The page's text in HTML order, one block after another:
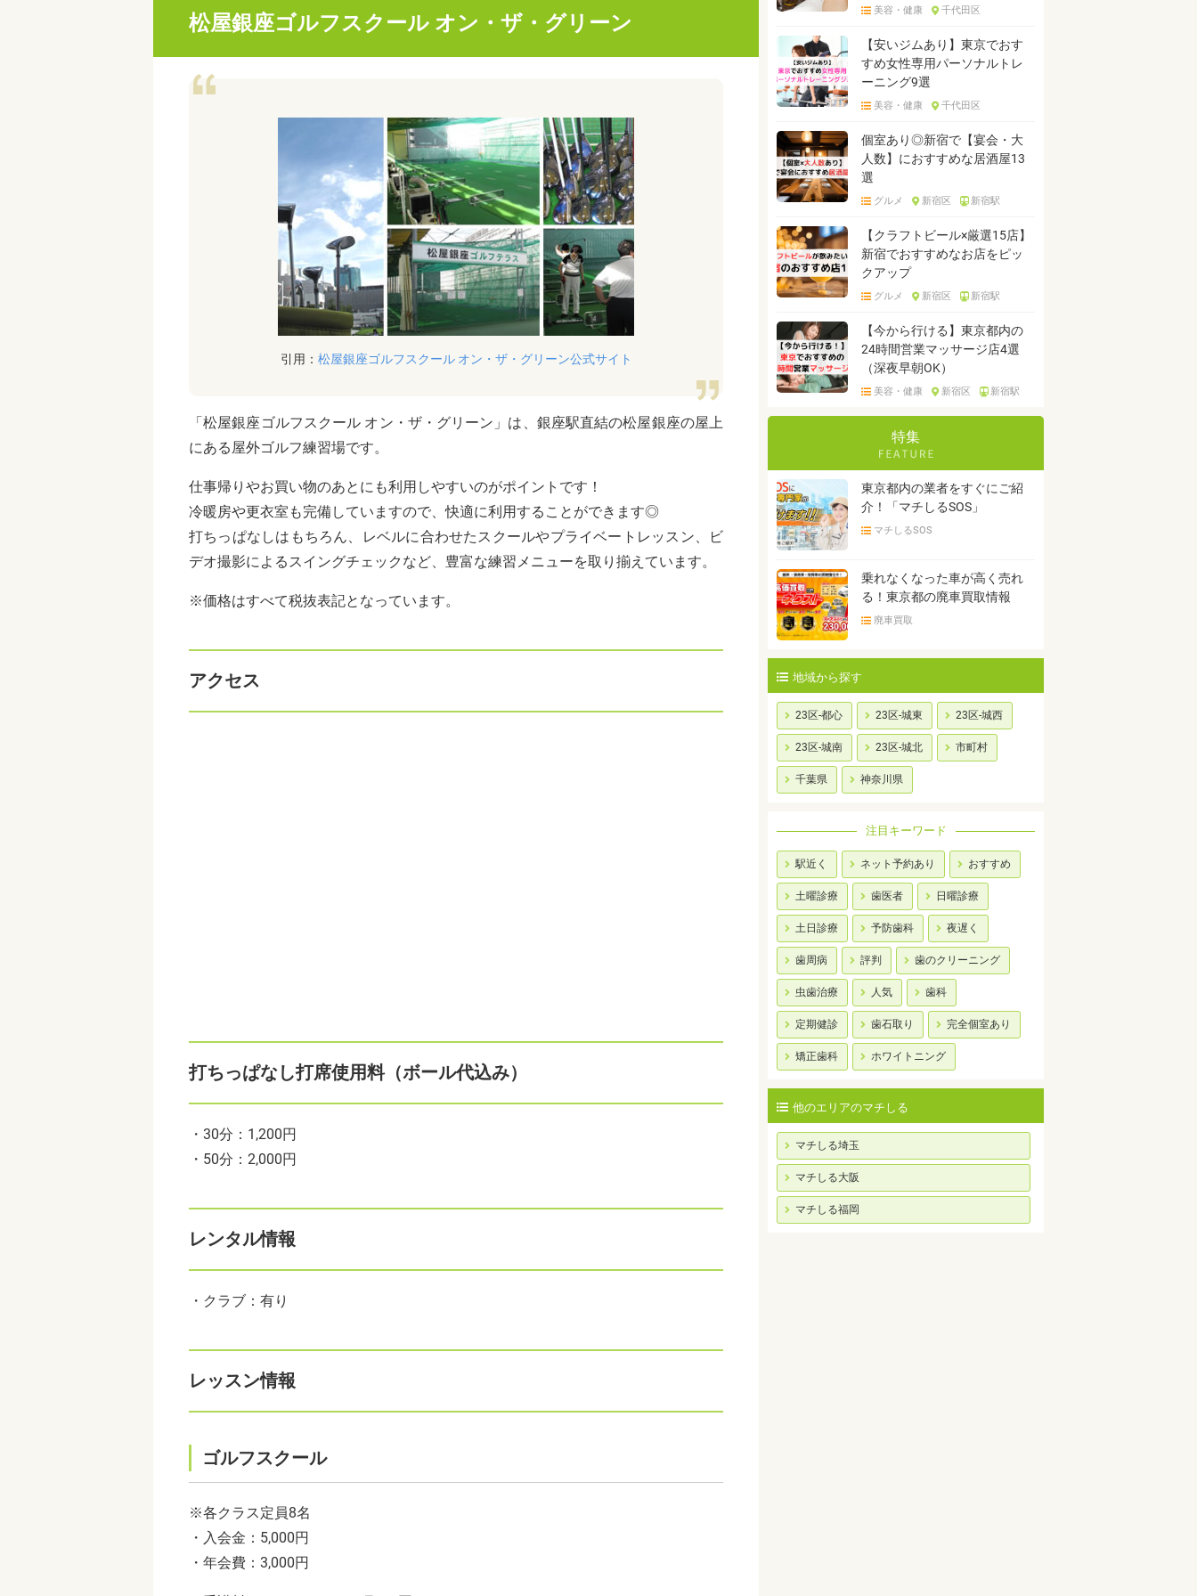
松屋銀座ゴルフスクール オン・ザ・グリーン
引用： 松屋銀座ゴルフスクール オン・ザ・グリーン公式サイト
「松屋銀座ゴルフスクール オン・ザ・グリーン」は、銀座駅直結の松屋銀座の屋上
にある屋外ゴルフ練習場です。
仕事帰りやお買い物のあとにも利用しやすいのがポイントです！
冷暖房や更衣室も完備していますので、快適に利用することができます◎
打ちっぱなしはもちろん、レベルに合わせたスクールやプライベートレッスン、ビ
デオ撮影によるスイングチェックなど、豊富な練習メニューを取り揃えています。
※価格はすべて税抜表記となっています。
アクセス
打ちっぱなし打席使用料（ボール代込み）
・30分：1,200円
・50分：2,000円
レンタル情報
・クラブ：有り
レッスン情報
ゴルフスクール
※各クラス定員8名
・入会金：5,000円
・年会費：3,000円
美容・健康 千代田区
【安いジムあり】東京でおす
すめ女性専用パーソナルトレ
ーニング9選
美容・健康 千代田区
個室あり◎新宿で【宴会・大
人数】におすすめな居酒屋13
選
グルメ 新宿区 新宿駅
【クラフトビール×厳選15店】
新宿でおすすめなお店をピッ
クアップ
グルメ 新宿区 新宿駅
【今から行ける】東京都内の
24時間営業マッサージ店4選
（深夜早朝OK）
美容・健康 新宿区 新宿駅
特集
東京都内の業者をすぐにご紹
介！「マチしるSOS」
マチしるSOS
乗れなくなった車が高く売れ
る！東京都の廃車買取情報
廃車買取
地域から探す
23区-都心 23区-城東 23区-城西
23区-城南 23区-城北 市町村
千葉県 神奈川県
注目キーワード
駅近く ネット予約あり おすすめ
土曜診療 歯医者 日曜診療
土日診療 予防歯科 夜遅く
歯周病 評判 歯のクリーニング
虫歯治療 人気 歯科
定期健診 歯石取り 完全個室あり
矯正歯科 ホワイトニング
他のエリアのマチしる
マチしる埼玉
マチしる大阪
マチしる福岡